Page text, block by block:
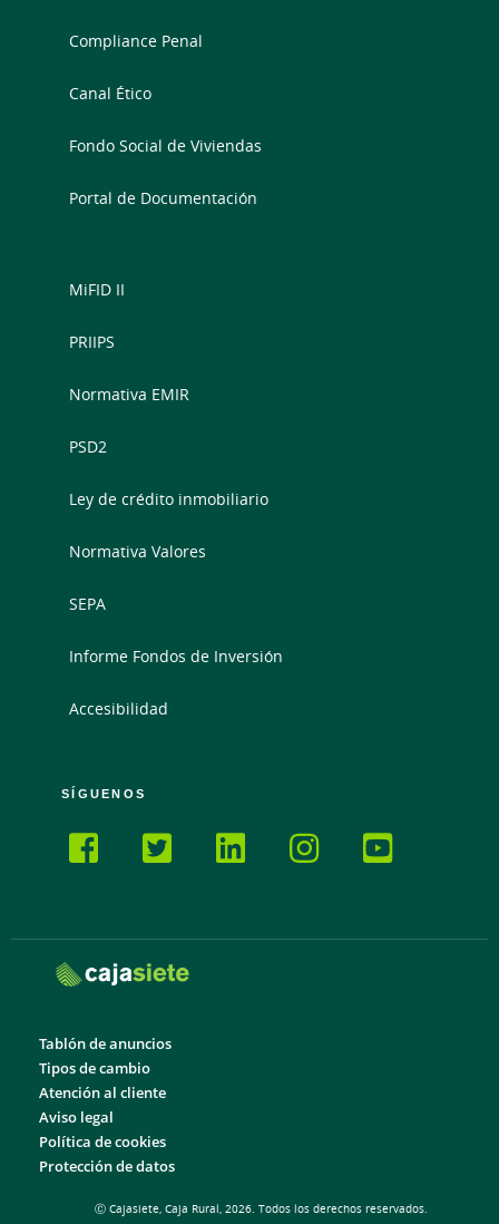
Compliance Penal
Canal Ético
Fondo Social de Viviendas
Portal de Documentación
MiFID II
PRIIPS
Normativa EMIR
PSD2
Ley de crédito inmobiliario
Normativa Valores
SEPA
Informe Fondos de Inversión
Accesibilidad
SÍGUENOS
Tablón de anuncios
Tipos de cambio
Atención al cliente
Aviso legal
Política de cookies
Protección de datos
Ⓒ Cajasiete, Caja Rural, 2026. Todos los derechos reservados.